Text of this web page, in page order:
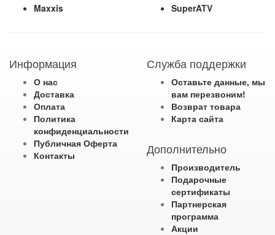
Maxxis
SuperATV
Информация
О нас
Доставка
Оплата
Политика
конфиденциальности
Публичная Оферта
Контакты
Служба поддержки
Оставьте данные, мы
вам перезвоним!
Возврат товара
Карта сайта
Дополнительно
Производитель
Подарочные
сертификаты
Партнерская
программа
Акции